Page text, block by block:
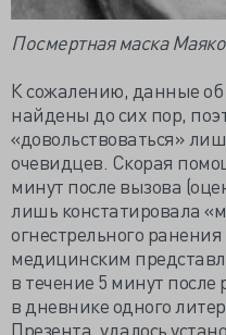
Посмертная маска
К сожалению, данные об
найдены до сих пор,
«довольствоваться»
очевидцев. Скорая
минут после вызова
лишь констатировала
огнестрельного
медицинским
в течение 5 минут
в дневнике одного
Презента, удалось